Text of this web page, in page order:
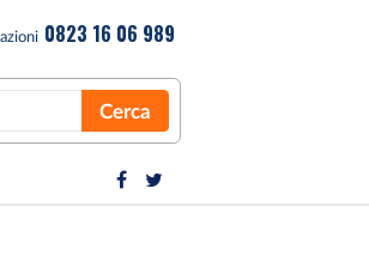
0823 16 06 989
Cerca